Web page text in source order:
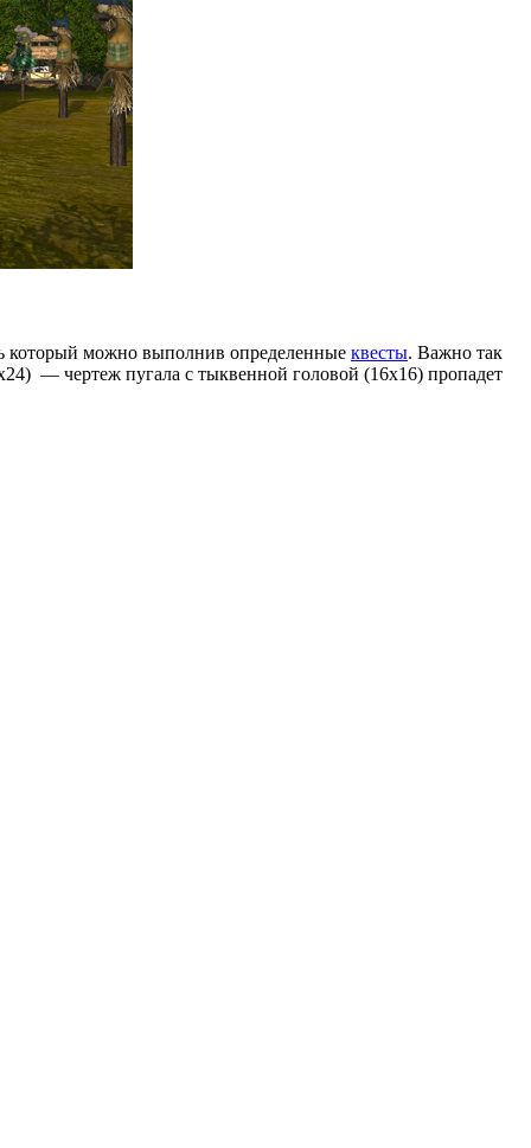
который можно выполнив определенные квесты. Важно так
— чертеж пугала с тыквенной головой (16х16) пропадет